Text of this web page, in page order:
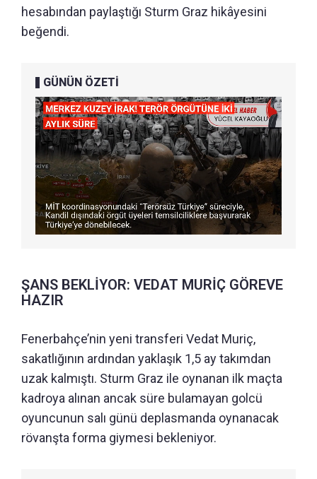
hesabından paylaştığı Sturm Graz hikâyesini
beğendi.
GÜNÜN ÖZETİ
ŞANS BEKLİYOR: VEDAT MURİÇ GÖREVE
HAZIR
Fenerbahçe’nin yeni transferi Vedat Muriç,
sakatlığının ardından yaklaşık 1,5 ay takımdan
uzak kalmıştı. Sturm Graz ile oynanan ilk maçta
kadroya alınan ancak süre bulamayan golcü
oyuncunun salı günü deplasmanda oynanacak
rövanşta forma giymesi bekleniyor.